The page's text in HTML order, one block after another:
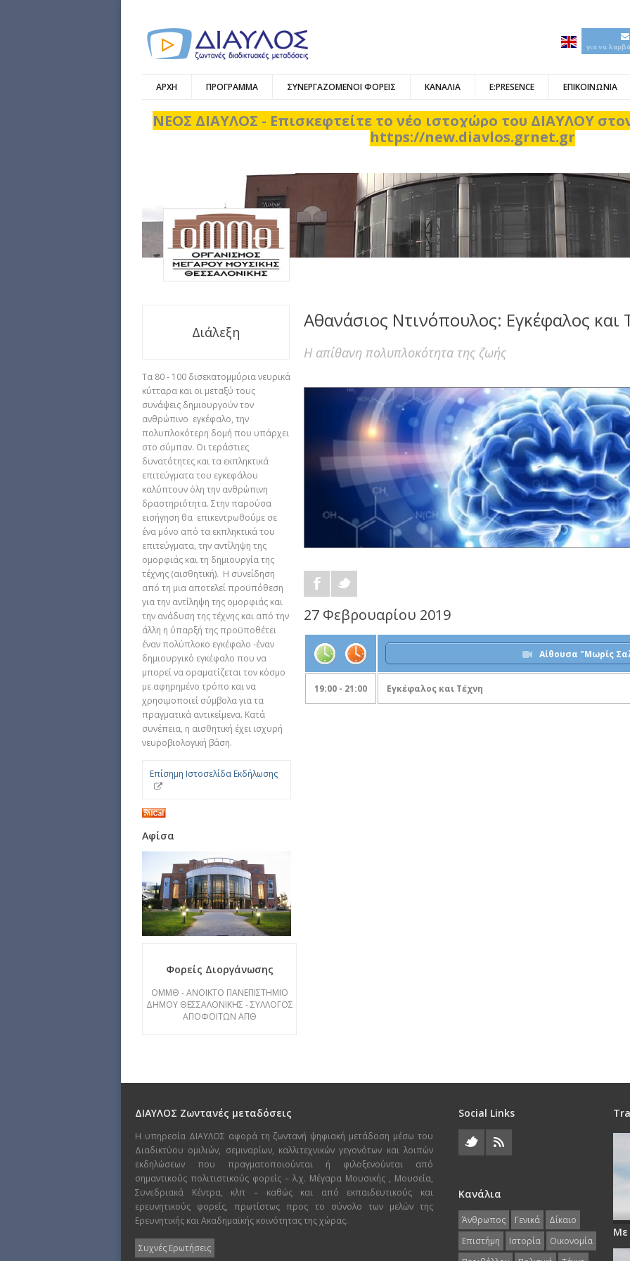
για να
ΑΡΧΗ ΠΡΟΓΡΑΜΜΑ ΣΥΝΕΡΓΑΖΟΜΕΝΟΙ ΦΟΡΕΙΣ ΚΑΝΑΛΙΑ E:PRESENCE ΕΠΙΚΟΙΝΩΝΙΑ
ΝΕΟΣ ΔΙΑΥΛΟΣ - Επισκεφτείτε το νέο ιστοχώρο του ΔΙΑΥΛΟΥ
https://new.diavlos.grnet.gr
Αθανάσιος Ντινόπουλος: Εγκέφαλος και
Η απίθανη πολυπλοκότητα της ζωής
Διάλεξη
Τα 80 - 100 δισεκατομμύρια νευρικά
κύτταρα και οι μεταξύ τους
συνάψεις δημιουργούν τον
ανθρώπινο εγκέφαλο, την
πολυπλοκότερη δομή που υπάρχει
στο σύμπαν. Οι τεράστιες
δυνατότητες και τα εκπληκτικά
επιτεύγματα του εγκεφάλου
καλύπτουν όλη την ανθρώπινη
δραστηριότητα. Στην παρούσα
εισήγηση θα επικεντρωθούμε σε
ένα μόνο από τα εκπληκτικά του
επιτεύγματα, την αντίληψη της
ομορφιάς και τη δημιουργία της
τέχνης (αισθητική). Η συνείδηση
από τη μια αποτελεί προϋπόθεση
για την αντίληψη της ομορφιάς και
την ανάδυση της τέχνης και από την
άλλη η ύπαρξή της προϋποθέτει
έναν πολύπλοκο εγκέφαλο -έναν
δημιουργικό εγκέφαλο που να
μπορεί να οραματίζεται τον κόσμο
με αφηρημένο τρόπο και να
χρησιμοποιεί σύμβολα για τα
πραγματικά αντικείμενα. Κατά
συνέπεια, η αισθητική έχει ισχυρή
νευροβιολογική βάση.
Επίσημη Ιστοσελίδα Εκδήλωσης
Αφίσα
Φορείς Διοργάνωσης
ΟΜΜΘ - ΑΝΟΙΚΤΟ ΠΑΝΕΠΙΣΤΗΜΙΟ
ΔΗΜΟΥ ΘΕΣΣΑΛΟΝΙΚΗΣ - ΣΥΛΛΟΓΟΣ
ΑΠΟΦΟΙΤΩΝ ΑΠΘ
27 Φεβρουαρίου 2019
Αίθουσα "Μωρίς
19:00 - 21:00 Εγκέφαλος και Τέχνη
ΔΙΑΥΛΟΣ Ζωντανές μεταδόσεις
Η υπηρεσία ΔΙΑΥΛΟΣ αφορά τη ζωντανή ψηφιακή μετάδοση μέσω του
Διαδικτύου ομιλιών, σεμιναρίων, καλλιτεχνικών γεγονότων και λοιπών
εκδηλώσεων που πραγματοποιούνται ή φιλοξενούνται από
σημαντικούς πολιτιστικούς φορείς – λ.χ. Μέγαρα Μουσικής , Μουσεία,
Συνεδριακά Κέντρα, κλπ – καθώς και από εκπαιδευτικούς και
ερευνητικούς φορείς, πρωτίστως προς το σύνολο των μελών της
Ερευνητικής και Ακαδημαϊκής κοινότητας της χώρας.
Συχνές Ερωτήσεις
Social Links
Κανάλια
Άνθρωπος Γενικά
Δίκαιο
Επιστήμη
Ιστορία
Οικονομία
Με